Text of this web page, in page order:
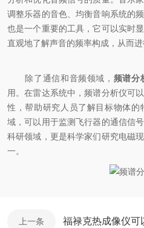
调整乐器的音色、均衡音响系统的
也是一个重要的工具，它可以实时
直观地了解声音的频率构成，从而进
除了通信和音频领域， 频谱分
用。在雷达系统中，频谱分析仪可
性，帮助研究人员了解目标物体
域，可以用于监测飞行器的通信信
科研领域，更是科学家们研究电磁
一。
上一条